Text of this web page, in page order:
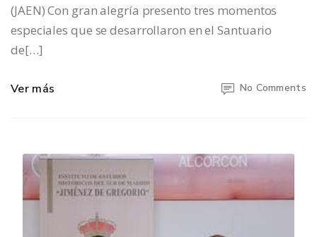
(JAEN) Con gran alegría presento tres momentos
especiales que se desarrollaron en el Santuario
de[…]
Ver más No Comments